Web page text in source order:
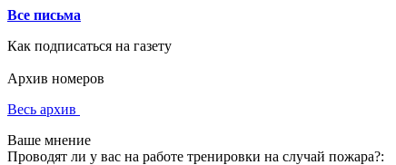
Все письма
Как подписаться на газету
Архив номеров
Весь архив
Ваше мнение
Проводят ли у вас на работе тренировки на случай пожара?: